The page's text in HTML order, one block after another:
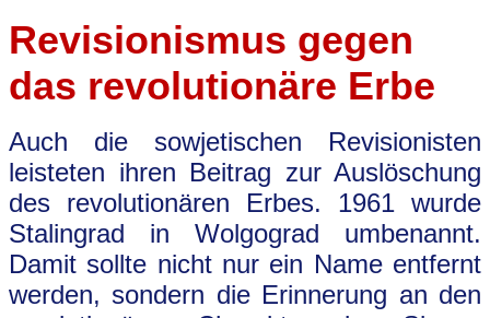
Revisionismus gegen
das revolutionäre Erbe
Auch die sowjetischen Revisionisten
leisteten ihren Beitrag zur Auslöschung
des revolutionären Erbes. 1961 wurde
Stalingrad in Wolgograd umbenannt.
Damit sollte nicht nur ein Name entfernt
werden, sondern die Erinnerung an den